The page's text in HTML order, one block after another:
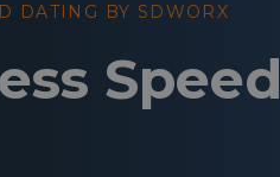
DATING BY SDWORX
Speed